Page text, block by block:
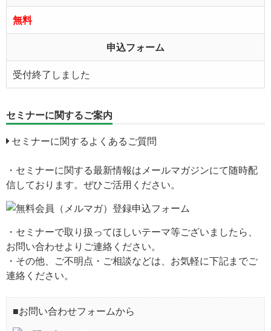
無料
申込フォーム
受付終了しました
セミナーに関するご案内
セミナーに関するよくあるご質問
・セミナーに関する最新情報はメールマガジンにて随時配
信しております。ぜひご活用ください。
・セミナーで取り扱ってほしいテーマ等ございましたら、
お問い合わせよりご連絡ください。
・その他、ご不明点・ご相談などは、お気軽に下記までご
連絡ください。
■お問い合わせフォームから